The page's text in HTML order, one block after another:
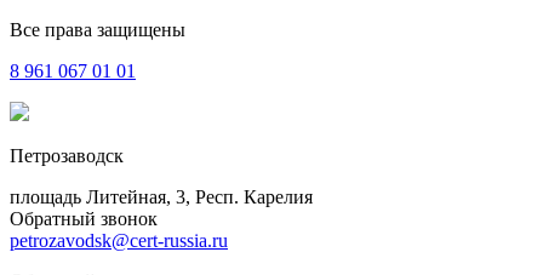
Все права защищены
8 961 067 01 01
Петрозаводск
площадь Литейная, 3, Респ. Карелия
Обратный звонок
petrozavodsk@cert-russia.ru